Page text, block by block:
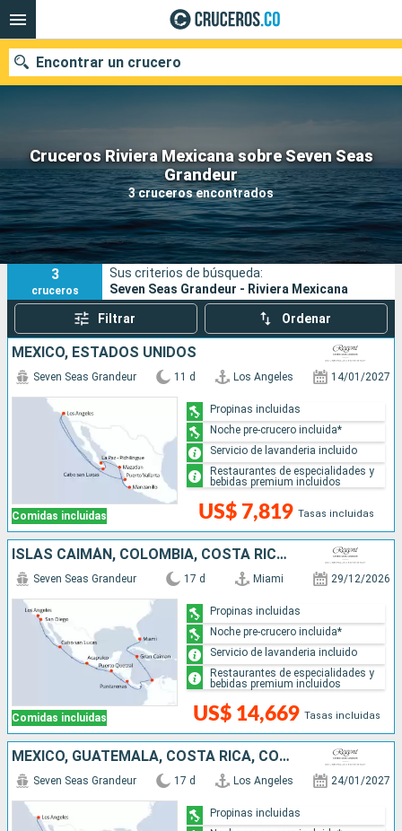
Cruceros Riviera Mexicana sobre Seven Seas
Grandeur
3 cruceros encontrados
Encontrar un crucero
Fecha de salida
Buscar
3
cruceros
Sus criterios de búsqueda:
Seven Seas Grandeur - Riviera Mexicana
Filtrar Ordenar
MÉXICO, ESTADOS UNIDOS
Comidas incluidas
Seven Seas Grandeur 11 d Los Angeles 14/01/2027
US$ 7,819 Tasas incluidas
Propinas incluidas
Noche pre-crucero incluida*
Servicio de lavanderia incluido
Restaurantes de especialidades y
bebidas premium incluidos
ISLAS CAIMÁN, COLOMBIA, COSTA RICA, GUATEMALA, MÉXICO, ESTADOS UNIDOS
Comidas incluidas
Seven Seas Grandeur 17 d Miami 29/12/2026
US$ 14,669 Tasas incluidas
Propinas incluidas
Noche pre-crucero incluida*
Servicio de lavanderia incluido
Restaurantes de especialidades y
bebidas premium incluidos
MÉXICO, GUATEMALA, COSTA RICA, COLOMBIA, ISLAS CAIMÁN, ESTADOS UNIDOS
Seven Seas Grandeur 17 d Los Angeles 24/01/2027
Propinas incluidas